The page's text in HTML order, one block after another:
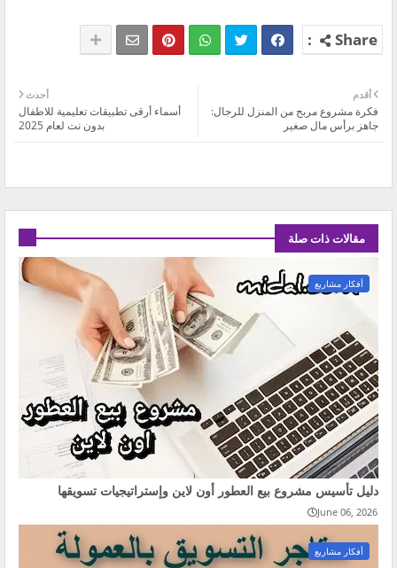
أحدث
أسماء أرقى تطبيقات تعليمية للاطفال
بدون نت لعام 2025
أقدم
‏فكرة مشروع مربح من المنزل للرجال:
جاهز ‏‏برأس مال صغير
مقالات ذات صلة
أفكار مشاريع
دليل تأسيس مشروع بيع العطور أون لاين وإستراتيجيات تسويقها
June 06, 2026
أفكار مشاريع